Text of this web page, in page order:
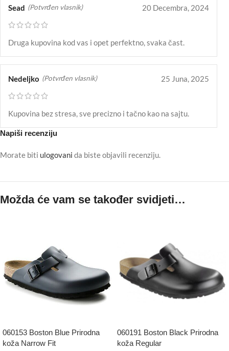
Sead (Potvrđen vlasnik) 20 Decembra, 2024
Druga kupovina kod vas i opet perfektno, svaka čast.
Nedeljko (Potvrđen vlasnik) 25 Juna, 2025
Kupovina bez stresa, sve precizno i tačno kao na sajtu.
Napiši recenziju
Morate biti ulogovani da biste objavili recenziju.
Možda će vam se također svidjeti…
060153 Boston Blue Prirodna
koža Narrow Fit
060191 Boston Black Prirodna
koža Regular